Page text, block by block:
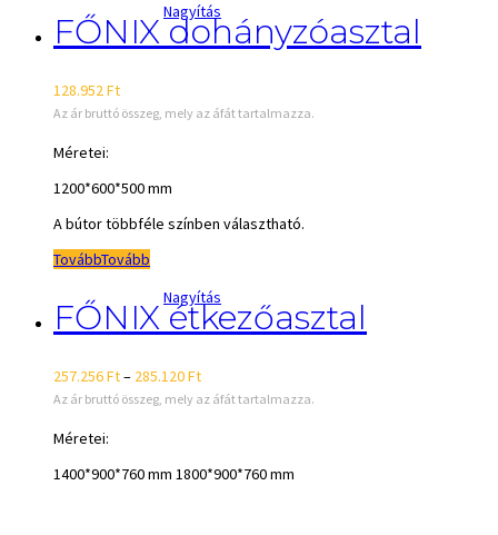
Nagyítás
FŐNIX dohányzóasztal
128.952Ft
Az ár bruttó összeg, mely az áfát tartalmazza.
Méretei:
1200*600*500 mm
A bútor többféle színben választható.
TovábbTovább
Nagyítás
FŐNIX étkezőasztal
257.256Ft– 285.120Ft
Az ár bruttó összeg, mely az áfát tartalmazza.
Méretei:
1400*900*760 mm 1800*900*760 mm